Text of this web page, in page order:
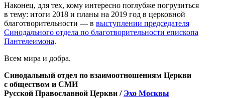
Наконец, для тех, кому интересно поглубже погрузиться
в тему: итоги 2018 и планы на 2019 год в церковной
благотворительности — в выступлении председателя
Синодального отдела по благотворительности епископа
Пантелеимона.
Всем мира и добра.
Синодальный отдел по взаимоотношениям Церкви
с обществом и СМИ
Русской Православной Церкви / Эхо Москвы